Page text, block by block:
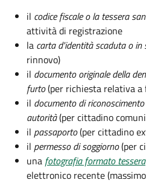
il codice fiscale o la tessera
attività di registrazione
la carta d'identità scaduta o in
rinnovo)
il documento originale della
furto(per richiesta relativa
il documento di
autorità(per cittadino
il passaporto(per cittadino
il permesso di soggiorno(per
una fotografia formato tessera
elettronico recente